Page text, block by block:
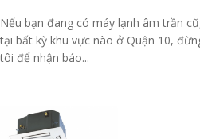
Nếu bạn đang có máy lạnh âm trần
tại bất kỳ khu vực nào ở Quận 10,
tôi để nhận báo...